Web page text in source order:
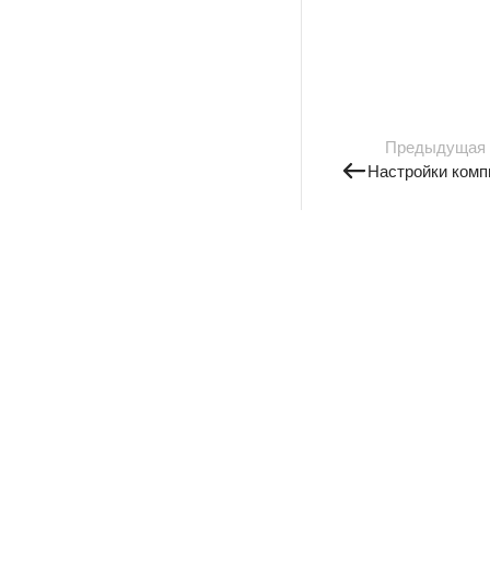
Предыдущая
Настройки